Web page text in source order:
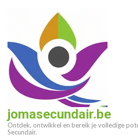
(druk
enter)
jomasecundair.be
Ontdek, ontwikkel en bereik je volledige
Secundair.